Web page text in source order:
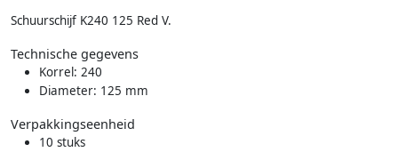
Schuurschijf K240 125 Red V.
Technische gegevens
Korrel: 240
Diameter: 125 mm
Verpakkingseenheid
10 stuks